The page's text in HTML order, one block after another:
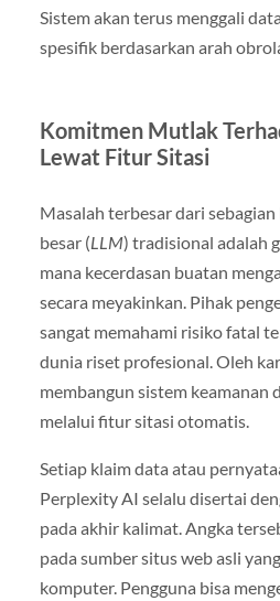
Sistem akan terus menggali
spesifik berdasarkan arah
Komitmen Mutlak
Lewat Fitur Sitasi
Masalah terbesar dari sebagian
besar (LLM) tradisional adalah
mana kecerdasan buatan
secara meyakinkan. Pihak
sangat memahami risiko fatal
dunia riset profesional. Oleh
membangun sistem keamanan
melalui fitur sitasi otomatis.
Setiap klaim data atau
Perplexity AI selalu disertai
pada akhir kalimat. Angka
pada sumber situs web asli
komputer. Pengguna bisa